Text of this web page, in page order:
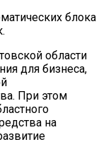
блока
области
для бизнеса,
При этом
на